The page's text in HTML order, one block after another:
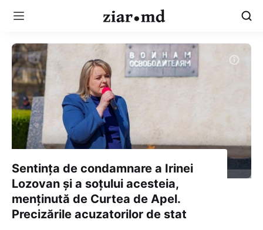
Sentința de condamnare a Irinei
Lozovan și a soțului acesteia,
menținută de Curtea de Apel.
Precizările acuzatorilor de stat